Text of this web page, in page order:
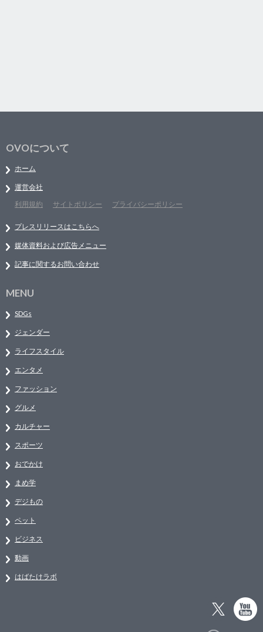
OVOについて
ホーム
運営会社
利用規約
サイトポリシー プライバシーポリシー
プレスリリースはこちらへ
媒体資料および広告メニュー
記事に関するお問い合わせ
MENU
SDGs
ジェンダー
ライフスタイル
エンタメ
ファッション
グルメ
カルチャー
スポーツ
おでかけ
まめ学
デジもの
ペット
ビジネス
動画
はばたけラボ